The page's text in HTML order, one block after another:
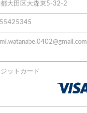
都大田区大森東5-32-2
ットカード